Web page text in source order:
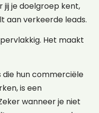
je doelgroep kent,
aan verkeerde leads.
Het maakt
hun commerciële
is een
wanneer je niet